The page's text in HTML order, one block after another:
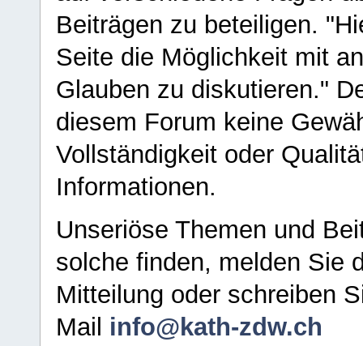
Beiträgen zu beteiligen.
Seite die Möglichkeit mit
Glauben zu diskutieren."
diesem Forum keine
Vollständigkeit oder
Informationen.
Unseriöse Themen und
solche finden, melden Sie
Mitteilung oder schreiben
Mail info@kath-zdw.ch